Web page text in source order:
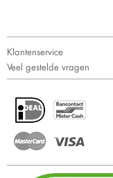
Klantenservice
Veel gestelde vragen